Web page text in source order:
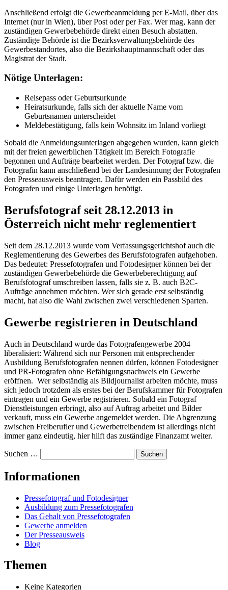
Anschließend erfolgt die Gewerbeanmeldung per E-Mail, über das
Internet (nur in Wien), über Post oder per Fax. Wer mag, kann der
zuständigen Gewerbebehörde direkt einen Besuch abstatten.
Zuständige Behörde ist die Bezirksverwaltungsbehörde des
Gewerbestandortes, also die Bezirkshauptmannschaft oder das
Magistrat der Stadt.
Nötige Unterlagen:
Reisepass oder Geburtsurkunde
Heiratsurkunde, falls sich der aktuelle Name vom
Geburtsnamen unterscheidet
Meldebestätigung, falls kein Wohnsitz im Inland vorliegt
Sobald die Anmeldungsunterlagen abgegeben wurden, kann gleich
mit der freien gewerblichen Tätigkeit im Bereich Fotografie
begonnen und Aufträge bearbeitet werden. Der Fotograf bzw. die
Fotografin kann anschließend bei der Landesinnung der Fotografen
den Presseausweis beantragen. Dafür werden ein Passbild des
Fotografen und einige Unterlagen benötigt.
Berufsfotograf seit 28.12.2013 in
Österreich nicht mehr reglementiert
Seit dem 28.12.2013 wurde vom Verfassungsgerichtshof auch die
Reglementierung des Gewerbes des Berufsfotografen aufgehoben.
Das bedeutet: Pressefotografen und Fotodesigner können bei der
zuständigen Gewerbebehörde die Gewerbeberechtigung auf
Berufsfotograf umschreiben lassen, falls sie z. B. auch B2C-
Aufträge annehmen möchten. Wer sich gerade erst selbständig
macht, hat also die Wahl zwischen zwei verschiedenen Sparten.
Gewerbe registrieren in Deutschland
Auch in Deutschland wurde das Fotografengewerbe 2004
liberalisiert: Während sich nur Personen mit entsprechender
Ausbildung Berufsfotografen nennen dürfen, können Fotodesigner
und PR-Fotografen ohne Befähigungsnachweis ein Gewerbe
eröffnen. Wer selbständig als Bildjournalist arbeiten möchte, muss
sich jedoch trotzdem als erstes bei der Berufskammer für Fotografen
eintragen und ein Gewerbe registrieren. Sobald ein Fotograf
Dienstleistungen erbringt, also auf Auftrag arbeitet und Bilder
verkauft, muss ein Gewerbe angemeldet werden. Die Abgrenzung
zwischen Freiberufler und Gewerbetreibendem ist allerdings nicht
immer ganz eindeutig, hier hilft das zuständige Finanzamt weiter.
Suchen …
Informationen
Pressefotograf und Fotodesigner
Ausbildung zum Pressefotografen
Das Gehalt von Pressefotografen
Gewerbe anmelden
Der Presseausweis
Blog
Themen
Keine Kategorien